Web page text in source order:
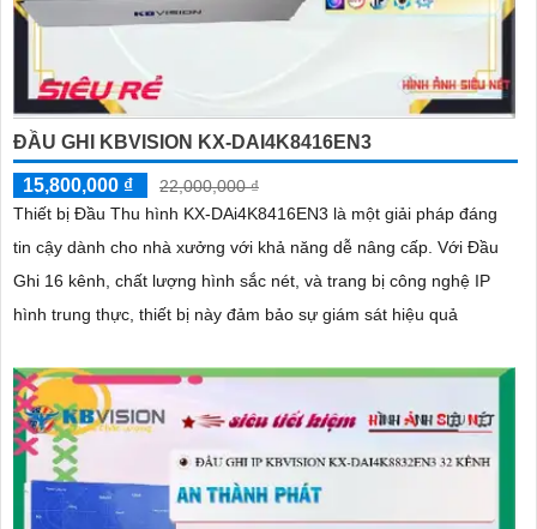
ĐẦU GHI KBVISION KX-DAI4K8416EN3
15,800,000 ₫
22,000,000 ₫
Thiết bị Đầu Thu hình KX-DAi4K8416EN3 là một giải pháp đáng
tin cậy dành cho nhà xưởng với khả năng dễ nâng cấp. Với Đầu
Ghi 16 kênh, chất lượng hình sắc nét, và trang bị công nghệ IP
hình trung thực, thiết bị này đảm bảo sự giám sát hiệu quả